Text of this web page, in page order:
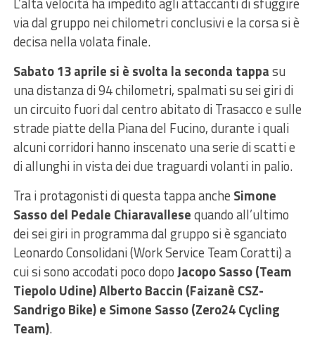
via dal gruppo nei chilometri conclusivi e la corsa si è
decisa nella volata finale.
Sabato 13 aprile si è svolta la seconda tappasu
una distanza di 94 chilometri, spalmati su sei giri di
un circuito fuori dal centro abitato di Trasacco e sulle
strade piatte della Piana del Fucino, durante i quali
alcuni corridori hanno inscenato una serie di scatti e
di allunghi in vista dei due traguardi volanti in palio.
Tra i protagonisti di questa tappa anche Simone
Sasso del Pedale Chiaravallesequando all’ultimo
dei sei giri in programma dal gruppo si è sganciato
Leonardo Consolidani (Work Service Team Coratti) a
cui si sono accodati poco dopoJacopo Sasso (Team
Tiepolo Udine) Alberto Baccin (Faizanè CSZ-
Sandrigo Bike) e Simone Sasso (Zero24 Cycling
Team).